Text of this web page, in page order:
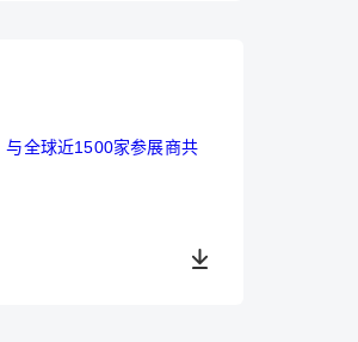
与全球近1500家参展商共